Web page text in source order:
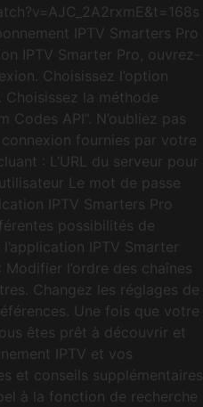
IPTV Smarters Pro
IPTV Smarter Pro, ouvrez-
Choisissez l’option
Choisissez la méthode
Codes API”. N’oubliez pas
fournies par votre
: L’URL du serveur pour
Le mot de passe
IPTV Smarters Pro
possibilités de
IPTV Smarter
l’ordre des chaînes
Changez les réglages de
Une fois que votre
êtes prêt à découvrir et
IPTV et vos
et conseils supplémentaires
à la fonction de recherche